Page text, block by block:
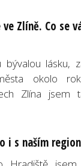
Zlíně. Co se
bývalou lásku,
okolo
Zlína jsem
i s naším